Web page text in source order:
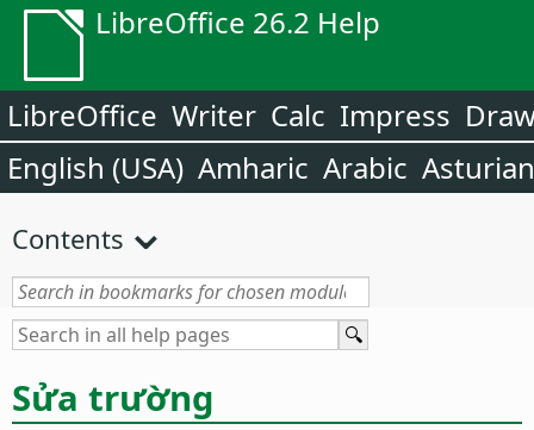
LibreOffice 26.2 Help
LibreOffice Writer Calc Impress
English (USA) Amharic Arabic Asturian
Contents
Sửa trường